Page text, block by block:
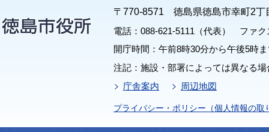
〒770-8571 徳島県徳島市幸町2丁
電話：088-621-5111（代表） ファク
開庁時間：午前8時30分から午後5時
注記：施設・部署によっては異なる
庁舎案内
周辺地図
プライバシー・ポリシー（個人情報の取